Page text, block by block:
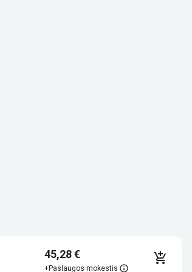
45,28 €
+Paslaugos mokestis